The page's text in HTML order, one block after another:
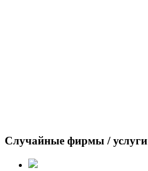
Случайные фирмы / услуги